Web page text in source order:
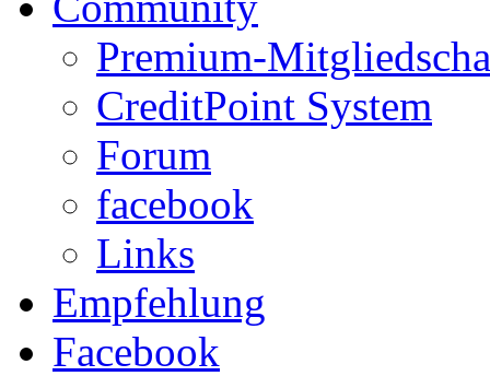
Premium-
CreditPoint System
Forum
facebook
Links
Empfehlung
Facebook